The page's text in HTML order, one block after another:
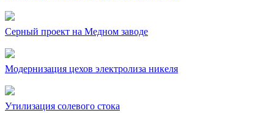
Серный проект на Медном заводе
Модернизация цехов электролиза никеля
Утилизация солевого стока